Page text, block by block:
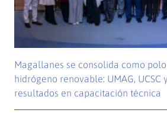
Magallanes se consolida como
hidrógeno renovable: UMAG, UCSC
resultados en capacitación técnica